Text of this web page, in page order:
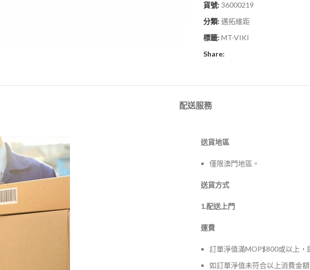
貨號: 36000219
分類: 邁拓維距
標籤: MT-VIKI
Share:
配送服務
送貨地區
僅限澳門地區。
送貨方式
1.配送上門
運費
訂單淨值滿MOP$800或以上，
如訂單淨值未符合以上消費金